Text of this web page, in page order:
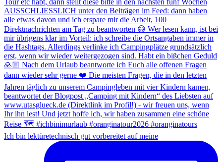
Ich bin lektüretechnisch gut vorbereitet auf meine